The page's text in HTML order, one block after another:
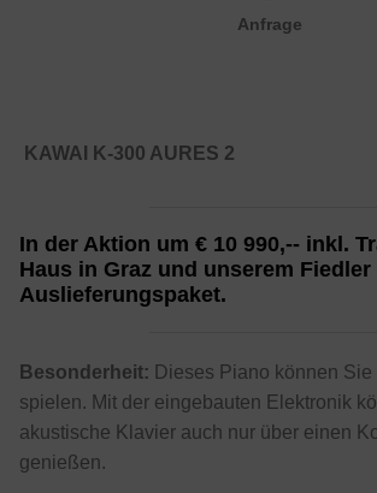
Anfrage
KAWAI K-300 AURES 2
In der Aktion um € 10 990,-- inkl.
Haus in Graz und unserem
Auslieferungspaket.
Besonderheit: Dieses Piano können
spielen. Mit der eingebauten Elektronik
akustische Klavier auch nur über einen
genießen.